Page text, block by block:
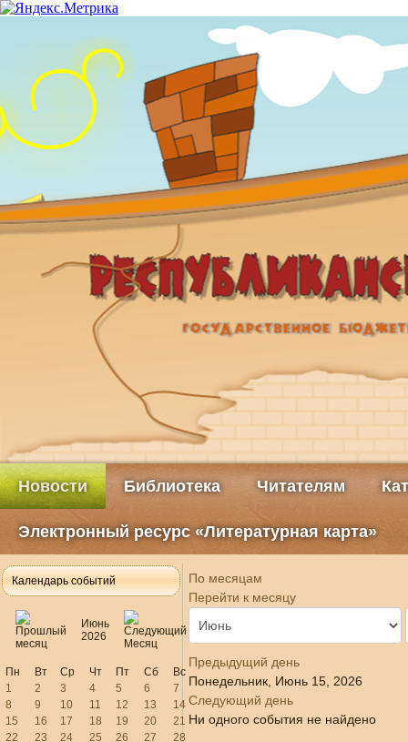
Новости Библиотека Читателям
Электронный ресурс «Литературная карта»
Календарь событий
Июнь
2026
Пн Вт Ср Чт Пт Сб
Вс
1
2 3 4 5 6
7
8
9 10 11 12 13
14
15
16 17 18 19 20
21
22
23 24 25 26 27
28
По месяцам
Перейти к месяцу
Предыдущий день
Понедельник, Июнь 15, 2026
Следующий день
Ни одного события не найдено